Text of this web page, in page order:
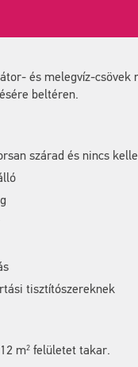
és melegvíz-csövek
beltéren.
szárad és nincs
tisztítószereknek
m2 felületet takar.